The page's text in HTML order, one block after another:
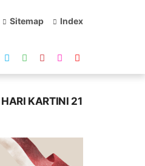
Sitemap Index
KARTINI 21